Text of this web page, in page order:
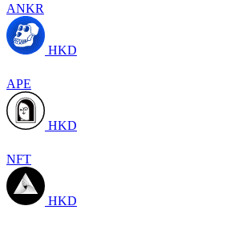
ANKR
HKD
APE
HKD
NFT
HKD